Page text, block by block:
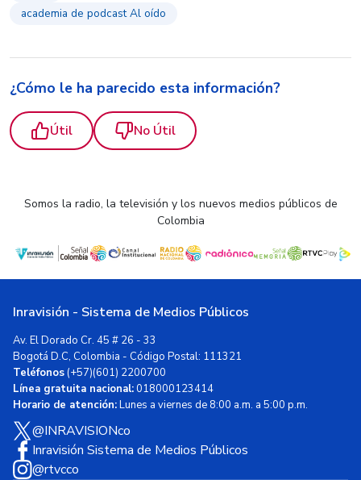
academia de podcast Al oído
¿Cómo le ha parecido esta información?
Útil No Útil
Somos la radio, la televisión y los nuevos medios públicos de
Colombia
Inravisión - Sistema de Medios Públicos
Av. El Dorado Cr. 45 # 26 - 33
Bogotá D.C, Colombia - Código Postal: 111321
Teléfonos(+57)(601) 2200700
Línea gratuita nacional:018000123414
Horario de atención:Lunes a viernes de 8:00 a.m. a 5:00 p.m.
@INRAVISIONco
Inravisión Sistema de Medios Públicos
@rtvcco